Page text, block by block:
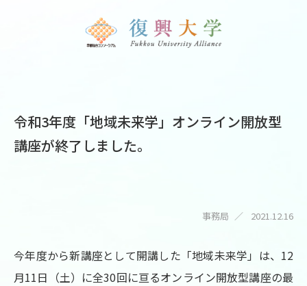
令和3年度「地域未来学」オンライン開放型
講座が終了しました。
事務局 2021.12.16
今年度から新講座として開講した「地域未来学」は、12
月11日（土）に全30回に亘るオンライン開放型講座の最